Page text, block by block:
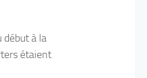
début à la
étaient